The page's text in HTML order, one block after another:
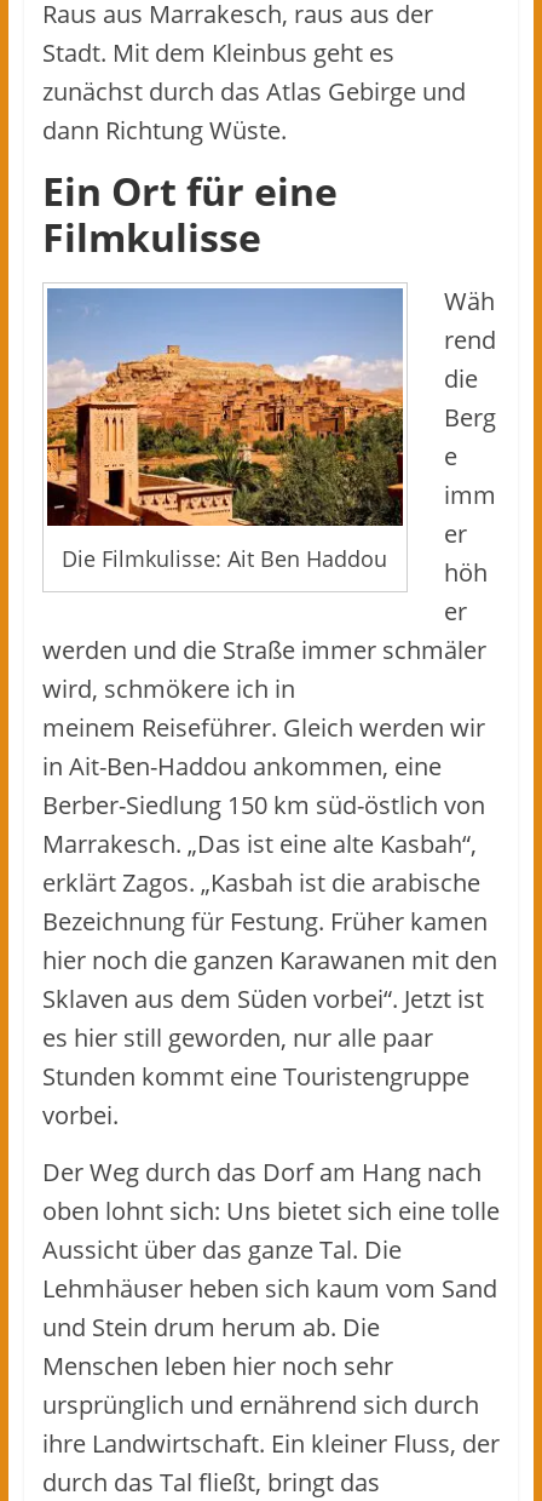
Raus aus Marrakesch, raus aus der
Stadt. Mit dem Kleinbus geht es
zunächst durch das Atlas Gebirge und
dann Richtung Wüste.
Ein Ort für eine
Filmkulisse
Die Filmkulisse: Ait Ben Haddou
Wäh
rend
die
Berg
e
imm
er
höh
er
werden und die Straße immer schmäler
wird, schmökere ich in
meinem Reiseführer. Gleich werden wir
in Ait-Ben-Haddou ankommen, eine
Berber-Siedlung 150 km süd-östlich von
Marrakesch. „Das ist eine alte Kasbah“,
erklärt Zagos. „Kasbah ist die arabische
Bezeichnung für Festung. Früher kamen
hier noch die ganzen Karawanen mit den
Sklaven aus dem Süden vorbei“. Jetzt ist
es hier still geworden, nur alle paar
Stunden kommt eine Touristengruppe
vorbei.
Der Weg durch das Dorf am Hang nach
oben lohnt sich: Uns bietet sich eine tolle
Aussicht über das ganze Tal. Die
Lehmhäuser heben sich kaum vom Sand
und Stein drum herum ab. Die
Menschen leben hier noch sehr
ursprünglich und ernährend sich durch
ihre Landwirtschaft. Ein kleiner Fluss, der
durch das Tal fließt, bringt das